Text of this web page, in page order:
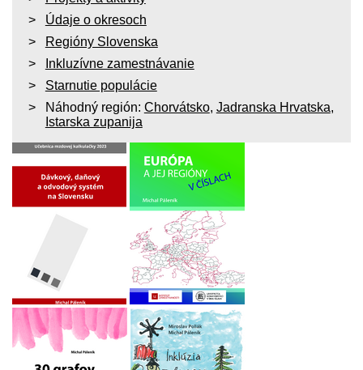
Údaje o okresoch
Regióny Slovenska
Inkluzívne zamestnávanie
Starnutie populácie
Náhodný región: Chorvátsko, Jadranska Hrvatska,
Istarska zupanija